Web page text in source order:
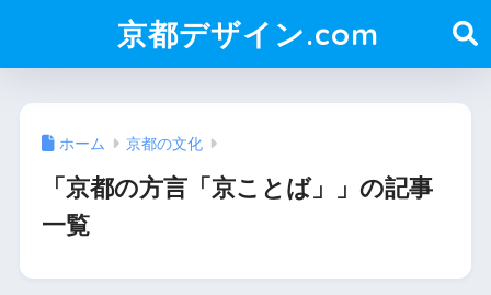
京都デザイン.com
ホーム 京都の文化
「京都の方言「京ことば」」の記事
一覧